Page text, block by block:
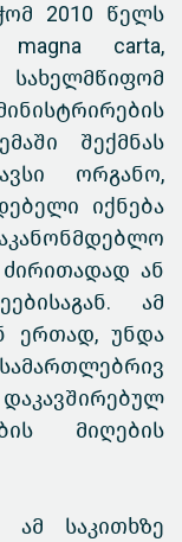
2010 წელს
carta,
შექმნას
ორგანო,
იქნება
ძირითადად ან
ამ
ერთად, უნდა
მიღების
ამ საკითხზე